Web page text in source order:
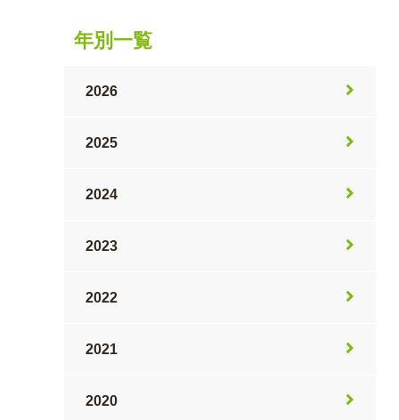
年別一覧
2026
2025
2024
2023
2022
2021
2020